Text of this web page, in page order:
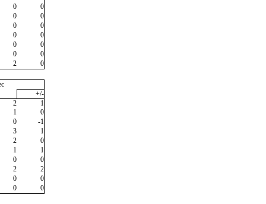
0
0
0
0
0
0
0
0
0
0
0
0
2
0
+/-
2
1
1
0
0
-1
3
1
2
0
1
1
0
0
2
2
0
0
0
0